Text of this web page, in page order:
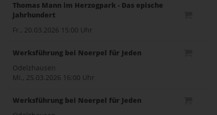
Thomas Mann im Herzogpark - Das epische
Jahrhundert
Fr., 20.03.2026 15:00 Uhr
Werksführung bei Noerpel für Jeden
Odelzhausen
Mi., 25.03.2026 16:00 Uhr
Werksführung bei Noerpel für Jeden